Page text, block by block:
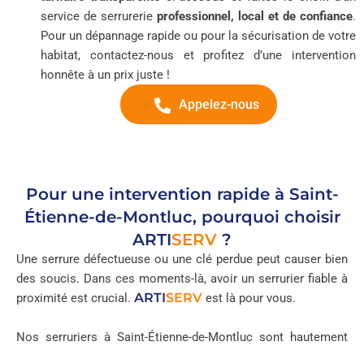
service de serrurerie professionnel, local et de confiance.
Pour un dépannage rapide ou pour la sécurisation de votre
habitat, contactez-nous et profitez d’une intervention
honnête à un prix juste !
Appelez-nous
Pour une intervention rapide à Saint-
Étienne-de-Montluc, pourquoi choisir
ARTISERV ?
Une serrure défectueuse ou une clé perdue peut causer bien
des soucis. Dans ces moments-là, avoir un serrurier fiable à
proximité est crucial. ARTISERV est là pour vous.
Nos serruriers à Saint-Étienne-de-Montluc sont hautement